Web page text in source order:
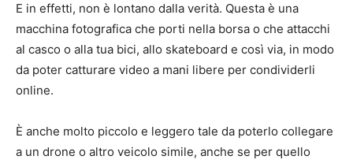
E in effetti, non è lontano dalla verità. Questa è una
macchina fotografica che porti nella borsa o che attacchi
al casco o alla tua bici, allo skateboard e così via, in modo
da poter catturare video a mani libere per condividerli
online.
È anche molto piccolo e leggero tale da poterlo collegare
a un drone o altro veicolo simile, anche se per quello